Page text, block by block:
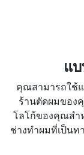
แ
คุณสามารถใช้
ร้านตัดผมของ
โลโก้ของคุณสำ
ช่างทำผมที่เป็นท